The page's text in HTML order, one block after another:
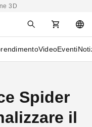
3D
VideoEventi
Spider
il